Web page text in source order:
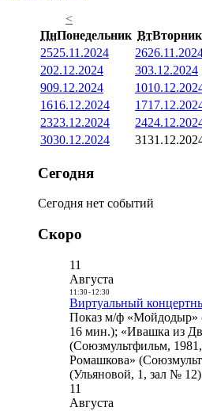
<
ПнПонедельник ВтВторник
2525.11.2024 26
202.12.2024 303.12.2024
909.12.2024 10
1616.12.2024 17
2323.12.2024 24
3030.12.2024 31
Сегодня
Сегодня нет событий
Скоро
11
Августа
11:30- 12:30
Виртуальный
Показ м/ф «Мойдодыр»
16 мин.); «Ивашка из
(Союзмультфильм,
Ромашкова»
(Ульяновой, 1, зал № 12)
11
Августа